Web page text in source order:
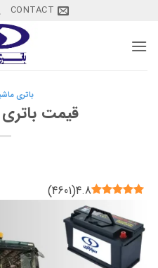
content
CONTACT
باتری
قیمت
4.8
(
4601
)